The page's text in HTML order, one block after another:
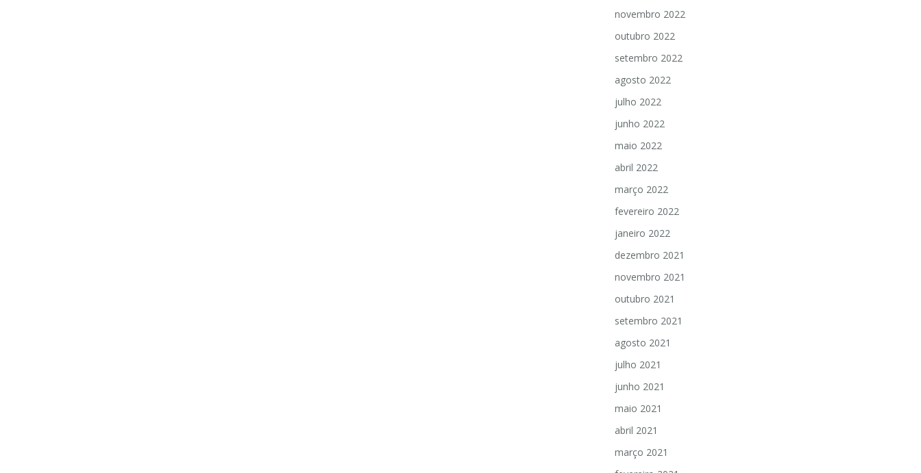
novembro 2022
outubro 2022
setembro 2022
agosto 2022
julho 2022
junho 2022
maio 2022
abril 2022
março 2022
fevereiro 2022
janeiro 2022
dezembro 2021
novembro 2021
outubro 2021
setembro 2021
agosto 2021
julho 2021
junho 2021
maio 2021
abril 2021
março 2021